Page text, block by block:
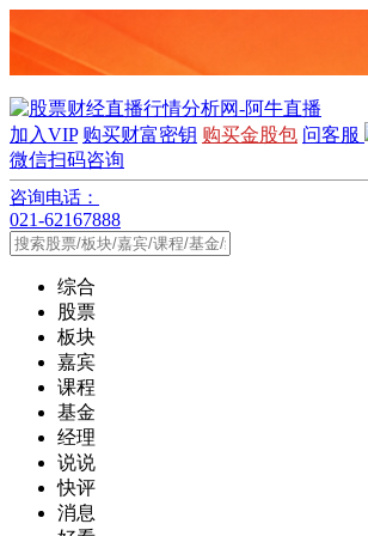
加入VIP 购买财富密钥 购买金股包 问客服
微信扫码咨询
咨询电话：
021-62167888
综合
股票
板块
嘉宾
课程
基金
经理
说说
快评
消息